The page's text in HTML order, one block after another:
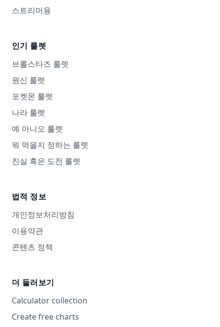
스트리머용
인기 룰렛
브롤스타즈 룰렛
원신 룰렛
포켓몬 룰렛
나라 룰렛
예 아니오 룰렛
뭐 먹을지 정하는 룰렛
진실 혹은 도전 룰렛
법적 정보
개인정보처리방침
이용약관
콘텐츠 정책
더 둘러보기
Calculator collection
Create free charts